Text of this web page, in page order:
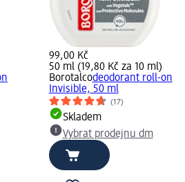
99,00 Kč
50 ml (19,80 Kč za 10 ml)
Borotalcodeodorant roll-on
Invisible, 50 ml
(17)
Skladem
Vybrat prodejnu dm